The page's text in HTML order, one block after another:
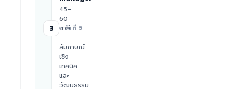
3
45–
60
นาที
·
สัมภาษณ์
เชิง
เทคนิค
และ
วัฒนธรรม
≈ วันที่ 5